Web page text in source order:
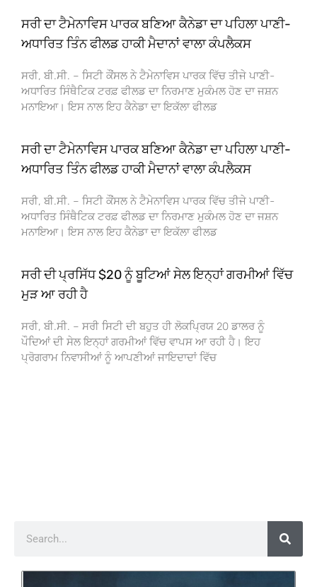
ਸਰੀ ਦਾ ਟੈਮੇਨਾਵਿਸ ਪਾਰਕ ਬਣਿਆ ਕੈਨੇਡਾ ਦਾ ਪਹਿਲਾ ਪਾਣੀ-
ਅਧਾਰਿਤ ਤਿੰਨ ਫੀਲਡ ਹਾਕੀ ਮੈਦਾਨਾਂ ਵਾਲਾ ਕੰਪਲੈਕਸ
ਸਰੀ, ਬੀ.ਸੀ. – ਸਿਟੀ ਕੌਂਸਲ ਨੇ ਟੈਮੇਨਾਵਿਸ ਪਾਰਕ ਵਿੱਚ ਤੀਜੇ ਪਾਣੀ-
ਅਧਾਰਿਤ ਸਿੰਥੈਟਿਕ ਟਰਫ਼ ਫੀਲਡ ਦਾ ਨਿਰਮਾਣ ਮੁਕੰਮਲ ਹੋਣ ਦਾ ਜਸ਼ਨ
ਮਨਾਇਆ। ਇਸ ਨਾਲ ਇਹ ਕੈਨੇਡਾ ਦਾ ਇਕੱਲਾ ਫੀਲਡ
ਸਰੀ ਦਾ ਟੈਮੇਨਾਵਿਸ ਪਾਰਕ ਬਣਿਆ ਕੈਨੇਡਾ ਦਾ ਪਹਿਲਾ ਪਾਣੀ-
ਅਧਾਰਿਤ ਤਿੰਨ ਫੀਲਡ ਹਾਕੀ ਮੈਦਾਨਾਂ ਵਾਲਾ ਕੰਪਲੈਕਸ
ਸਰੀ, ਬੀ.ਸੀ. – ਸਿਟੀ ਕੌਂਸਲ ਨੇ ਟੈਮੇਨਾਵਿਸ ਪਾਰਕ ਵਿੱਚ ਤੀਜੇ ਪਾਣੀ-
ਅਧਾਰਿਤ ਸਿੰਥੈਟਿਕ ਟਰਫ਼ ਫੀਲਡ ਦਾ ਨਿਰਮਾਣ ਮੁਕੰਮਲ ਹੋਣ ਦਾ ਜਸ਼ਨ
ਮਨਾਇਆ। ਇਸ ਨਾਲ ਇਹ ਕੈਨੇਡਾ ਦਾ ਇਕੱਲਾ ਫੀਲਡ
ਸਰੀ ਦੀ ਪ੍ਰਸਿੱਧ $20 ਨੂੰ ਬੂਟਿਆਂ ਸੇਲ ਇਨ੍ਹਾਂ ਗਰਮੀਆਂ ਵਿੱਚ
ਮੁੜ ਆ ਰਹੀ ਹੈ
ਸਰੀ, ਬੀ.ਸੀ. – ਸਰੀ ਸਿਟੀ ਦੀ ਬਹੁਤ ਹੀ ਲੋਕਪ੍ਰਿਯ 20 ਡਾਲਰ ਨੂੰ
ਪੌਦਿਆਂ ਦੀ ਸੇਲ ਇਨ੍ਹਾਂ ਗਰਮੀਆਂ ਵਿੱਚ ਵਾਪਸ ਆ ਰਹੀ ਹੈ। ਇਹ
ਪ੍ਰੋਗਰਾਮ ਨਿਵਾਸੀਆਂ ਨੂੰ ਆਪਣੀਆਂ ਜਾਇਦਾਦਾਂ ਵਿੱਚ